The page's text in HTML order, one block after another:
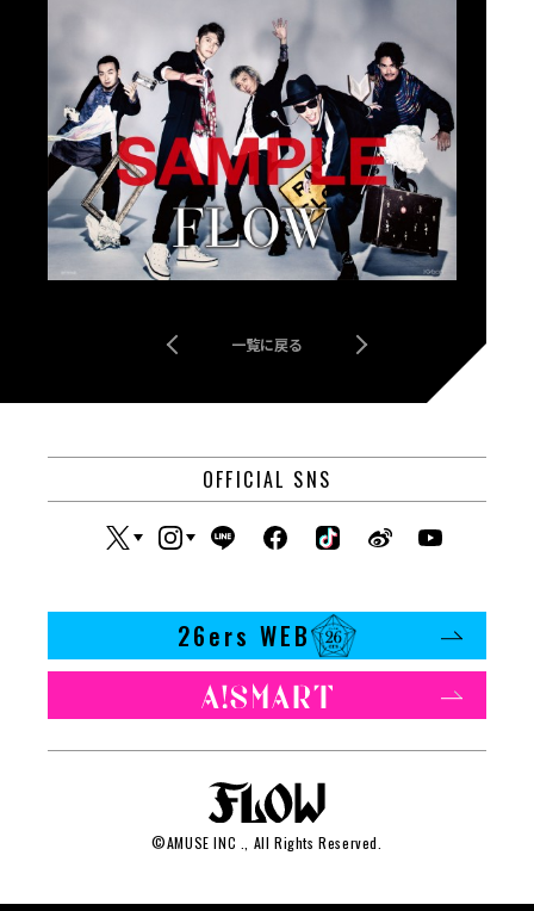
一覧に戻る
OFFICIAL SNS
26ers WEB
©AMUSE INC ., All Rights Reserved.